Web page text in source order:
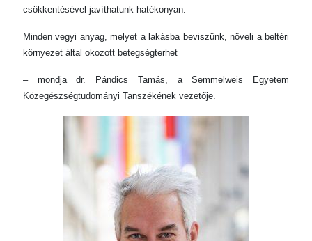
csökkentésével javíthatunk hatékonyan.
Minden vegyi anyag, melyet a lakásba beviszünk, növeli a beltéri
környezet által okozott betegségterhet
– mondja dr. Pándics Tamás, a Semmelweis Egyetem
Közegészségtudományi Tanszékének vezetője.